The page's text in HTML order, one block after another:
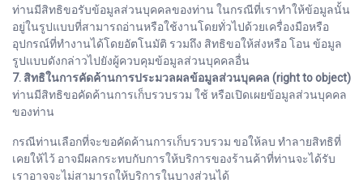
ท่านมีสิทธิขอรับข้อมูลส่วนบุคคลของท่าน ในกรณีที่เราทำให้ข้อมูลนั้น
อยู่ในรูปแบบที่สามารถอ่านหรือใช้งานโดยทั่วไปด้วยเครื่องมือหรือ
อุปกรณ์ที่ทำงานได้โดยอัตโนมัติ รวมถึง สิทธิขอให้ส่งหรือ โอน ข้อมูล
รูปแบบดังกล่าวไปยังผู้ควบคุมข้อมูลส่วนบุคคลอื่น
7. สิทธิในการคัดค้านการประมวลผลข้อมูลส่วนบุคคล (right to object)
ท่านมีสิทธิขอคัดค้านการเก็บรวบรวม ใช้ หรือเปิดเผยข้อมูลส่วนบุคคล
ของท่าน
กรณีท่านเลือกที่จะขอคัดค้านการเก็บรวบรวม ขอให้ลบ ทำลายสิทธิที่
เคยให้ไว้ อาจมีผลกระทบกับการให้บริการของร้านค้าที่ท่านจะได้รับ
เราอาจจะไม่สามารถให้บริการในบางส่วนได้